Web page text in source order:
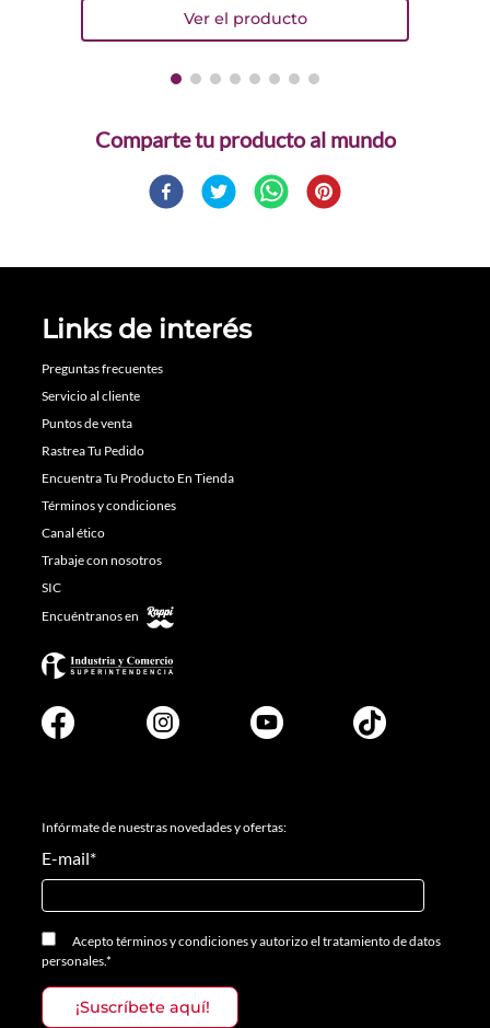
Comparte
Links de interés
Preguntas frecuentes
Servicio al cliente
Puntos de venta
Rastrea Tu Pedido
Encuentra Tu Producto En Tienda
Términos y condiciones
Canal ético
Trabaje con nosotros
SIC
Encuéntranos en
Infórmate de nuestras novedades y ofertas:
E-mail*
Aceptotérminos y condicionesyautorizo el tratamiento de datos
personales.*